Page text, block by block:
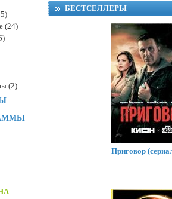
БЕСТСЕЛЛЕРЫ
Приговор
(24)
(2)